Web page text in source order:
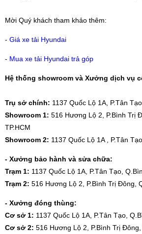
Mời Quý khách tham khảo thêm:
- Giá xe tải Hyundai
- Mua xe tải Hyundai trả góp
Hệ thống showroom và Xưởng dịch vụ
Trụ sở chính: 1137 Quốc Lộ 1A, P.Tân
Showroom 1: 516 Hương Lộ 2, P.Bình Trị
TP.HCM
Showroom 2: 1137 Quốc Lộ 1A , P.Tân
- Xưởng bảo hành và sửa chữa:
Trạm 1: 1137 Quốc Lộ 1A, P.Tân Tạo,
Trạm 2: 516 Hương Lộ 2, P.Bình Trị Đông,
- Xưởng đóng thùng:
Cơ sở 1: 1137 Quốc Lộ 1A, P.Tân Tạo,
Cơ sở 2: 516 Hương Lộ 2, P.Bình Trị